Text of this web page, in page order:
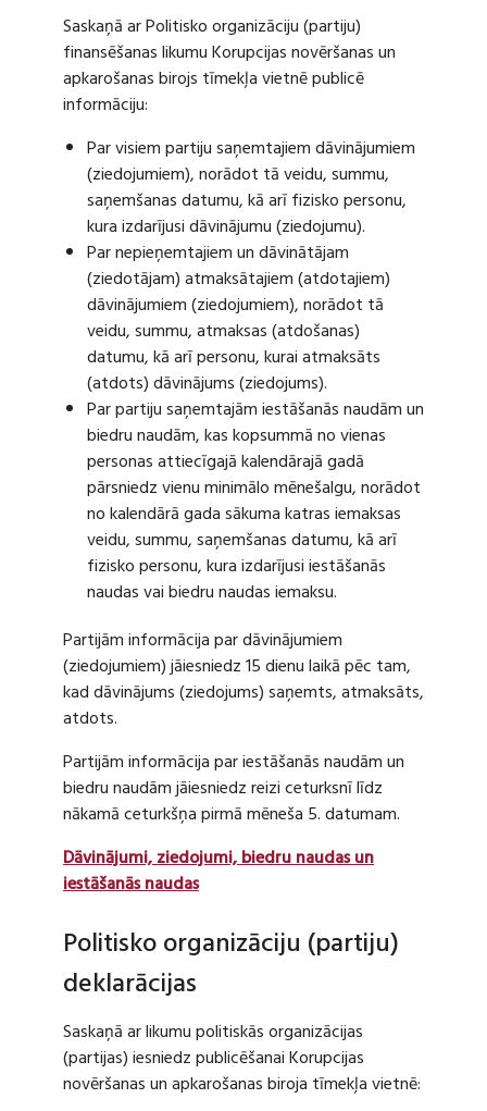
Saskaņā ar Politisko organizāciju (partiju)
finansēšanas likumu Korupcijas novēršanas un
apkarošanas birojs tīmekļa vietnē publicē
informāciju:
Par visiem partiju saņemtajiem dāvinājumiem
(ziedojumiem), norādot tā veidu, summu,
saņemšanas datumu, kā arī fizisko personu,
kura izdarījusi dāvinājumu (ziedojumu).
Par nepieņemtajiem un dāvinātājam
(ziedotājam) atmaksātajiem (atdotajiem)
dāvinājumiem (ziedojumiem), norādot tā
veidu, summu, atmaksas (atdošanas)
datumu, kā arī personu, kurai atmaksāts
(atdots) dāvinājums (ziedojums).
Par partiju saņemtajām iestāšanās naudām un
biedru naudām, kas kopsummā no vienas
personas attiecīgajā kalendārajā gadā
pārsniedz vienu minimālo mēnešalgu, norādot
no kalendārā gada sākuma katras iemaksas
veidu, summu, saņemšanas datumu, kā arī
fizisko personu, kura izdarījusi iestāšanās
naudas vai biedru naudas iemaksu.
Partijām informācija par dāvinājumiem
(ziedojumiem) jāiesniedz 15 dienu laikā pēc tam,
kad dāvinājums (ziedojums) saņemts, atmaksāts,
atdots.
Partijām informācija par iestāšanās naudām un
biedru naudām jāiesniedz reizi ceturksnī līdz
nākamā ceturkšņa pirmā mēneša 5. datumam.
Dāvinājumi, ziedojumi, biedru naudas un
iestāšanās naudas
Politisko organizāciju (partiju)
deklarācijas
Saskaņā ar likumu politiskās organizācijas
(partijas) iesniedz publicēšanai Korupcijas
novēršanas un apkarošanas biroja tīmekļa vietnē: